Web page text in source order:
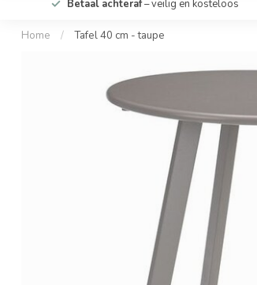
Betaal achteraf– veilig en kosteloos
Home / Tafel 40 cm - taupe